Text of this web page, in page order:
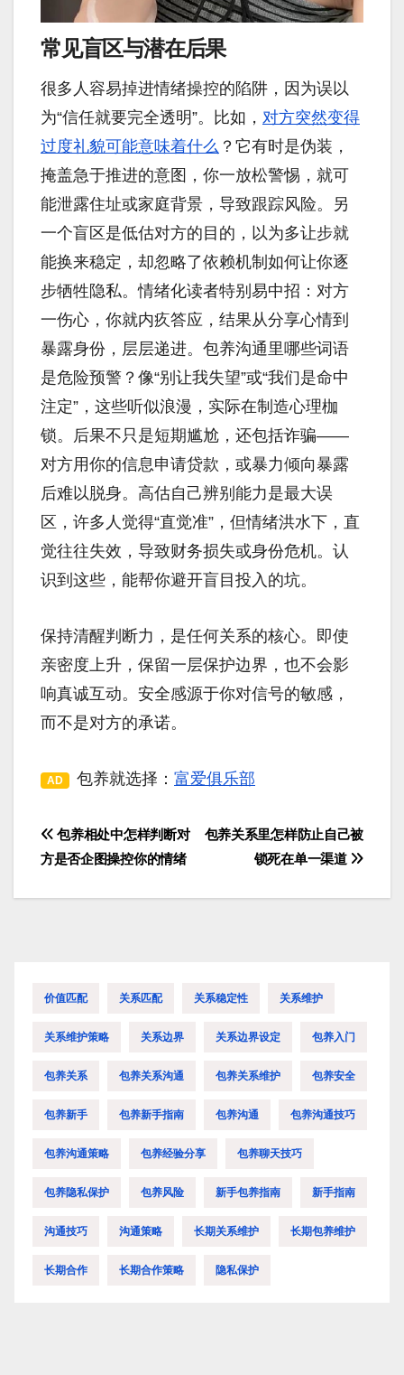
常见盲区与潜在后果
很多人容易掉进情绪操控的陷阱，因为误以
为“信任就要完全透明”。比如， 对方突然变得
过度礼貌可能意味着什么 ？它有时是伪装，
掩盖急于推进的意图，你一放松警惕，就可
能泄露住址或家庭背景，导致跟踪风险。另
一个盲区是低估对方的目的，以为多让步就
能换来稳定，却忽略了依赖机制如何让你逐
步牺牲隐私。情绪化读者特别易中招：对方
一伤心，你就内疚答应，结果从分享心情到
暴露身份，层层递进。包养沟通里哪些词语
是危险预警？像“别让我失望”或“我们是命中
注定”，这些听似浪漫，实际在制造心理枷
锁。后果不只是短期尴尬，还包括诈骗——
对方用你的信息申请贷款，或暴力倾向暴露
后难以脱身。高估自己辨别能力是最大误
区，许多人觉得“直觉准”，但情绪洪水下，直
觉往往失效，导致财务损失或身份危机。认
识到这些，能帮你避开盲目投入的坑。
保持清醒判断力，是任何关系的核心。即使
亲密度上升，保留一层保护边界，也不会影
响真诚互动。安全感源于你对信号的敏感，
而不是对方的承诺。
AD 包养就选择： 富爱俱乐部
文
章
导
包养关系里怎样防止自己被
锁死在单一渠道
包养相处中怎样判断对
方是否企图操控你的情绪
价值匹配 关系匹配 关系稳定性 关系维护
关系维护策略 关系边界 关系边界设定 包养入门
包养关系 包养关系沟通 包养关系维护 包养安全
包养新手 包养新手指南 包养沟通 包养沟通技巧
包养沟通策略 包养经验分享 包养聊天技巧
包养隐私保护 包养风险 新手包养指南 新手指南
沟通技巧 沟通策略 长期关系维护 长期包养维护
长期合作 长期合作策略 隐私保护